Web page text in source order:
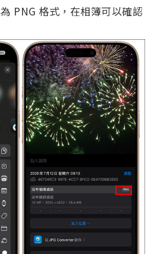
PNG 格式，在相簿可以確認